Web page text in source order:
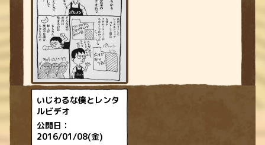
いじわるな僕とレンタ
ルビデオ
公開日：
2016/01/08(金)